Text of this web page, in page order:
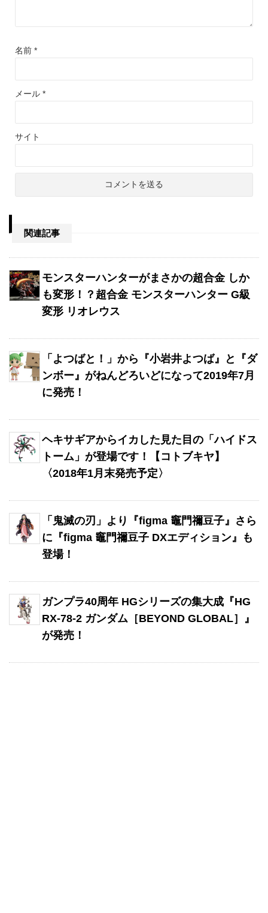
名前 *
メール *
サイト
関連記事
モンスターハンターがまさかの超合金 しか
も変形！？超合金 モンスターハンター G級
変形 リオレウス
「よつばと！」から『小岩井よつば』と『ダ
ンボー』がねんどろいどになって2019年7月
に発売！
ヘキサギアからイカした見た目の「ハイドス
トーム」が登場です！【コトブキヤ】
〈2018年1月末発売予定〉
「鬼滅の刃」より『figma 竈門禰豆子』さら
に『figma 竈門禰豆子 DXエディション』も
登場！
ガンプラ40周年 HGシリーズの集大成『HG
RX-78-2 ガンダム［BEYOND GLOBAL］』
が発売！